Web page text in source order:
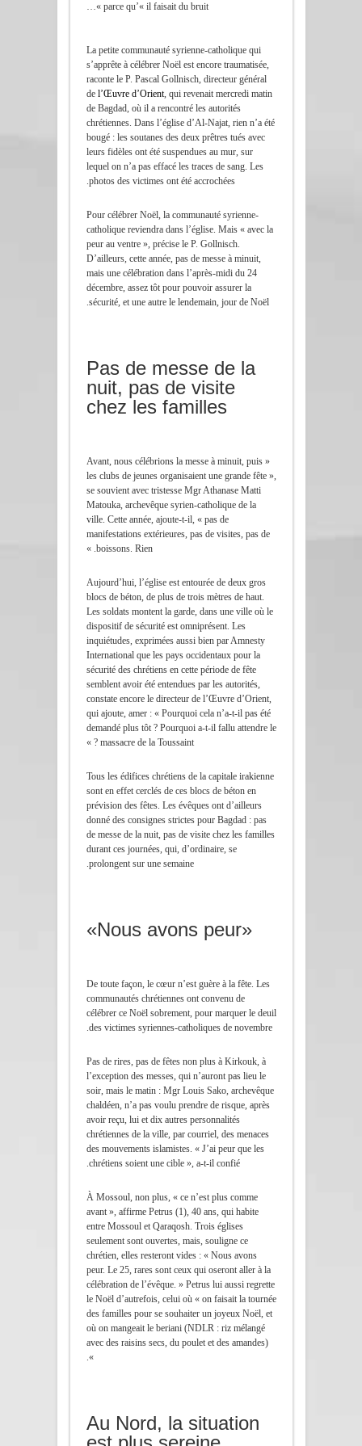
parce qu’« il faisait du bruit »…
La petite communauté syrienne-catholique qui
s’apprête à célébrer Noël est encore traumatisée,
raconte le P. Pascal Gollnisch, directeur général
de l’Œuvre d’Orient, qui revenait mercredi matin
de Bagdad, où il a rencontré les autorités
chrétiennes. Dans l’église d’Al-Najat, rien n’a été
bougé : les soutanes des deux prêtres tués avec
leurs fidèles ont été suspendues au mur, sur
lequel on n’a pas effacé les traces de sang. Les
photos des victimes ont été accrochées.
Pour célébrer Noël, la communauté syrienne-
catholique reviendra dans l’église. Mais « avec la
peur au ventre », précise le P. Gollnisch.
D’ailleurs, cette année, pas de messe à minuit,
mais une célébration dans l’après-midi du 24
décembre, assez tôt pour pouvoir assurer la
sécurité, et une autre le lendemain, jour de Noël.
Pas de messe de la
nuit, pas de visite
chez les familles
« Avant, nous célébrions la messe à minuit, puis
les clubs de jeunes organisaient une grande fête »,
se souvient avec tristesse Mgr Athanase Matti
Matouka, archevêque syrien-catholique de la
ville. Cette année, ajoute-t-il, « pas de
manifestations extérieures, pas de visites, pas de
boissons. Rien. »
Aujourd’hui, l’église est entourée de deux gros
blocs de béton, de plus de trois mètres de haut.
Les soldats montent la garde, dans une ville où le
dispositif de sécurité est omniprésent. Les
inquiétudes, exprimées aussi bien par Amnesty
International que les pays occidentaux pour la
sécurité des chrétiens en cette période de fête
semblent avoir été entendues par les autorités,
constate encore le directeur de l’Œuvre d’Orient,
qui ajoute, amer : « Pourquoi cela n’a-t-il pas été
demandé plus tôt ? Pourquoi a-t-il fallu attendre le
massacre de la Toussaint ? »
Tous les édifices chrétiens de la capitale irakienne
sont en effet cerclés de ces blocs de béton en
prévision des fêtes. Les évêques ont d’ailleurs
donné des consignes strictes pour Bagdad : pas
de messe de la nuit, pas de visite chez les familles
durant ces journées, qui, d’ordinaire, se
prolongent sur une semaine.
«Nous avons peur»
De toute façon, le cœur n’est guère à la fête. Les
communautés chrétiennes ont convenu de
célébrer ce Noël sobrement, pour marquer le deuil
des victimes syriennes-catholiques de novembre.
Pas de rires, pas de fêtes non plus à Kirkouk, à
l’exception des messes, qui n’auront pas lieu le
soir, mais le matin : Mgr Louis Sako, archevêque
chaldéen, n’a pas voulu prendre de risque, après
avoir reçu, lui et dix autres personnalités
chrétiennes de la ville, par courriel, des menaces
des mouvements islamistes. « J’ai peur que les
chrétiens soient une cible », a-t-il confié.
À Mossoul, non plus, « ce n’est plus comme
avant », affirme Petrus (1), 40 ans, qui habite
entre Mossoul et Qaraqosh. Trois églises
seulement sont ouvertes, mais, souligne ce
chrétien, elles resteront vides : « Nous avons
peur. Le 25, rares sont ceux qui oseront aller à la
célébration de l’évêque. » Petrus lui aussi regrette
le Noël d’autrefois, celui où « on faisait la tournée
des familles pour se souhaiter un joyeux Noël, et
où on mangeait le beriani (NDLR : riz mélangé
avec des raisins secs, du poulet et des amandes)
».
Au Nord, la situation